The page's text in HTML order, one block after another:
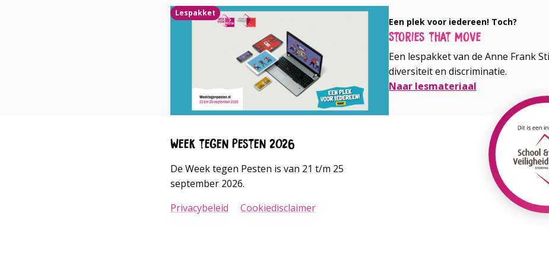
Lespakket
Een plek voor iedereen! Toch?
Stories that Move
Een lespakket van de Anne Frank
diversiteit en discriminatie.
Naar lesmateriaal
Lees
Week tegen Pesten 2026
De Week tegen Pesten is van 21 t/m 25
september 2026.
Privacybeleid
Cookiedisclaimer